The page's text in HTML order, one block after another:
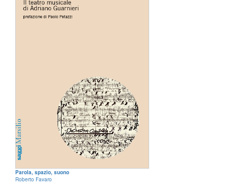
Parola, spazio, suono
Roberto Favaro